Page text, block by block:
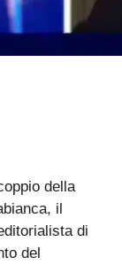
della
il
di
del